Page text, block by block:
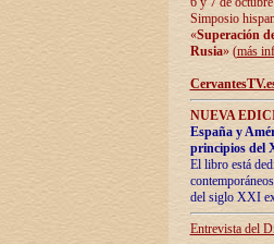
Simposio
«Superación
Rusia» (más
NUEVA
España y
principios del
El libro está
del siglo XXI
Entrevista del